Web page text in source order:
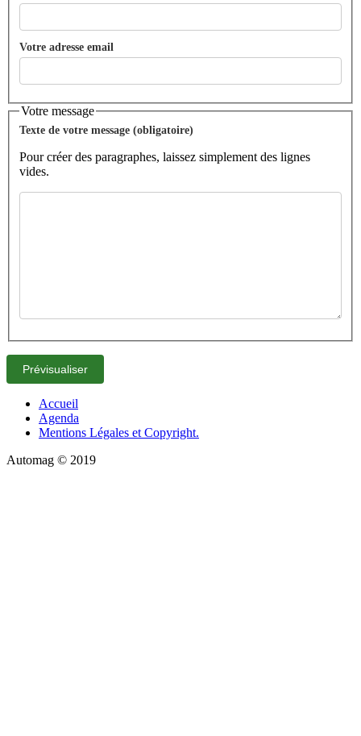
Votre adresse email
Votre message
Texte de votre message (obligatoire)
Pour créer des paragraphes, laissez simplement des lignes
vides.
Accueil
Agenda
Mentions Légales et Copyright.
Automag © 2019